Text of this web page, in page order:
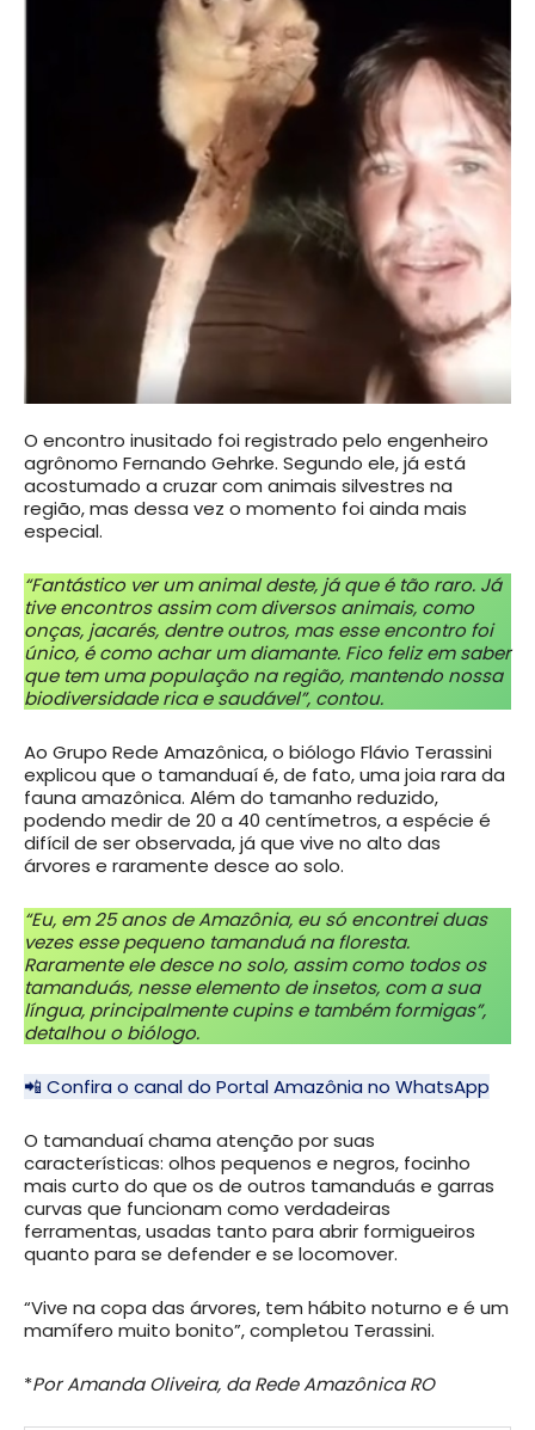
O encontro inusitado foi registrado pelo engenheiro
agrônomo Fernando Gehrke. Segundo ele, já está
acostumado a cruzar com animais silvestres na
região, mas dessa vez o momento foi ainda mais
especial.
“Fantástico ver um animal deste, já que é tão raro. Já
tive encontros assim com diversos animais, como
onças, jacarés, dentre outros, mas esse encontro foi
único, é como achar um diamante. Fico feliz em saber
que tem uma população na região, mantendo nossa
biodiversidade rica e saudável”, contou.
Ao Grupo Rede Amazônica, o biólogo Flávio Terassini
explicou que o tamanduaí é, de fato, uma joia rara da
fauna amazônica. Além do tamanho reduzido,
podendo medir de 20 a 40 centímetros, a espécie é
difícil de ser observada, já que vive no alto das
árvores e raramente desce ao solo.
“Eu, em 25 anos de Amazônia, eu só encontrei duas
vezes esse pequeno tamanduá na floresta.
Raramente ele desce no solo, assim como todos os
tamanduás, nesse elemento de insetos, com a sua
língua, principalmente cupins e também formigas”,
detalhou o biólogo.
📲 Confira o canal do Portal Amazônia no WhatsApp
O tamanduaí chama atenção por suas
características: olhos pequenos e negros, focinho
mais curto do que os de outros tamanduás e garras
curvas que funcionam como verdadeiras
ferramentas, usadas tanto para abrir formigueiros
quanto para se defender e se locomover.
“Vive na copa das árvores, tem hábito noturno e é um
mamífero muito bonito”, completou Terassini.
*Por Amanda Oliveira, da Rede Amazônica RO